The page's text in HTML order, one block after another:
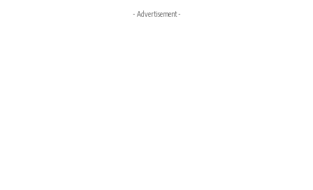
- Advertisement -